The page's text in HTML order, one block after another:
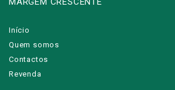
Início
Quem somos
Contactos
Revenda